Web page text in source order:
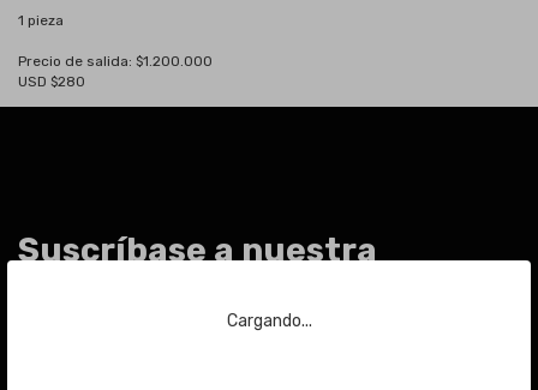
Cargando...
1 pieza
Precio de salida: $1.200.000
USD $280
Suscríbase a nuestra